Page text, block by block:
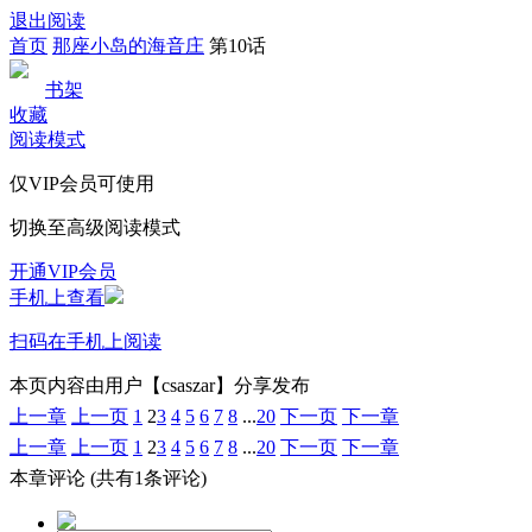
退出阅读
首页 那座小岛的海音庄 第10话
书架
收藏
阅读模式
仅VIP会员可使用
切换至高级阅读模式
开通VIP会员
手机上查看
扫码在手机上阅读
本页内容由用户【csaszar】分享发布
上一章
上一页 1 23 4 5 6 7 8 ...20 下一页 下一章
上一章
上一页 1 23 4 5 6 7 8 ...20 下一页 下一章
本章评论 (共有1条评论)